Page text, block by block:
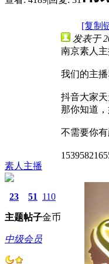
[复制
素人主播
23
主题
51
帖子
110
金币
中级会员
发表于
南京素人
我们的主
抖音大家
那你知道
不需要你